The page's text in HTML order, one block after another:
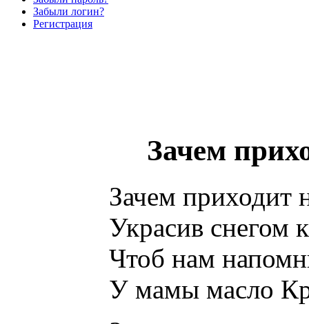
Забыли логин?
Регистрация
Зачем
Зачем приходит
Украсив снегом
Чтоб нам
У мамы масло